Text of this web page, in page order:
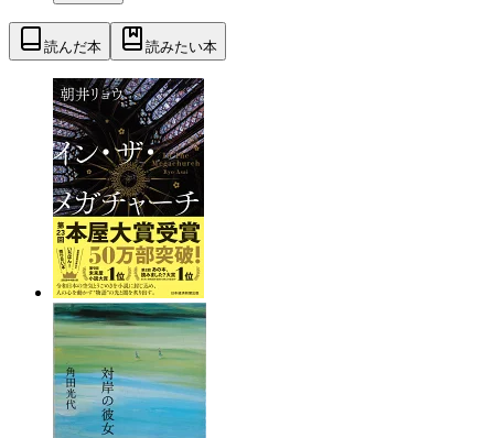
読んだ本 読みたい本